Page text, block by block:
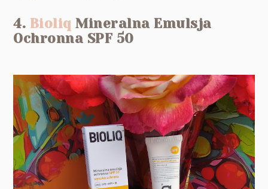
4. Bioliq Mineralna Emulsja
Ochronna SPF 50